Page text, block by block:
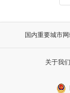
国内重要城市
关于我们